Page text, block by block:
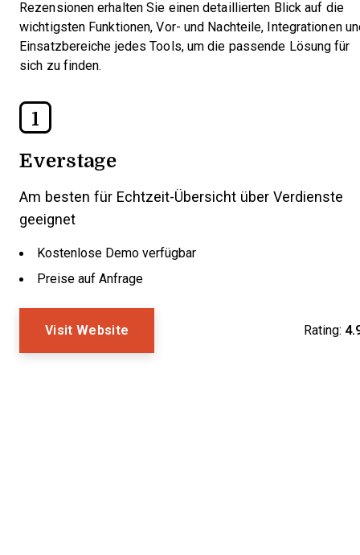
Rezensionen erhalten Sie einen detaillierten Blick auf die
wichtigsten Funktionen, Vor- und Nachteile, Integrationen
Einsatzbereiche jedes Tools, um die passende Lösung für
sich zu finden.
1
Everstage
Am besten für Echtzeit-Übersicht über Verdienste
geeignet
Kostenlose Demo verfügbar
Preise auf Anfrage
Visit Website Rating: